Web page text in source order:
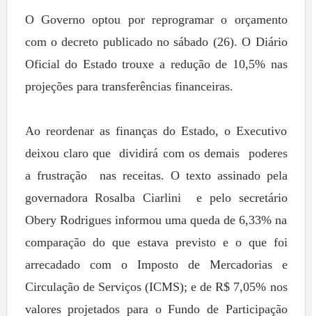
O Governo optou por reprogramar o orçamento
com o decreto publicado no sábado (26). O Diário
Oficial do Estado trouxe a redução de 10,5% nas
projeções para transferências financeiras.
Ao reordenar as finanças do Estado, o Executivo
deixou claro que dividirá com os demais poderes
a frustração nas receitas. O texto assinado pela
governadora Rosalba Ciarlini e pelo secretário
Obery Rodrigues informou uma queda de 6,33% na
comparação do que estava previsto e o que foi
arrecadado com o Imposto de Mercadorias e
Circulação de Serviços (ICMS); e de R$ 7,05% nos
valores projetados para o Fundo de Participação